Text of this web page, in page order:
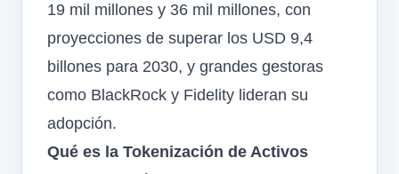
19 mil millones y 36 mil millones, con
proyecciones de superar los USD 9,4
billones para 2030, y grandes gestoras
como BlackRock y Fidelity lideran su
adopción.
Qué es la Tokenización de Activos